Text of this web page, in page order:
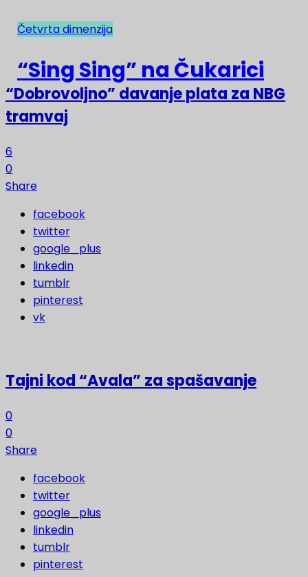
NAJNOVIJE
“Dobrovoljno” davanje plata za NBG
tramvaj
6
0
Share
facebook
twitter
google_plus
linkedin
tumblr
pinterest
vk
Tajni kod “Avala” za spašavanje
0
0
Share
facebook
twitter
google_plus
linkedin
tumblr
pinterest
Četvrta dimenzija
“Sing Sing” na Čukarici